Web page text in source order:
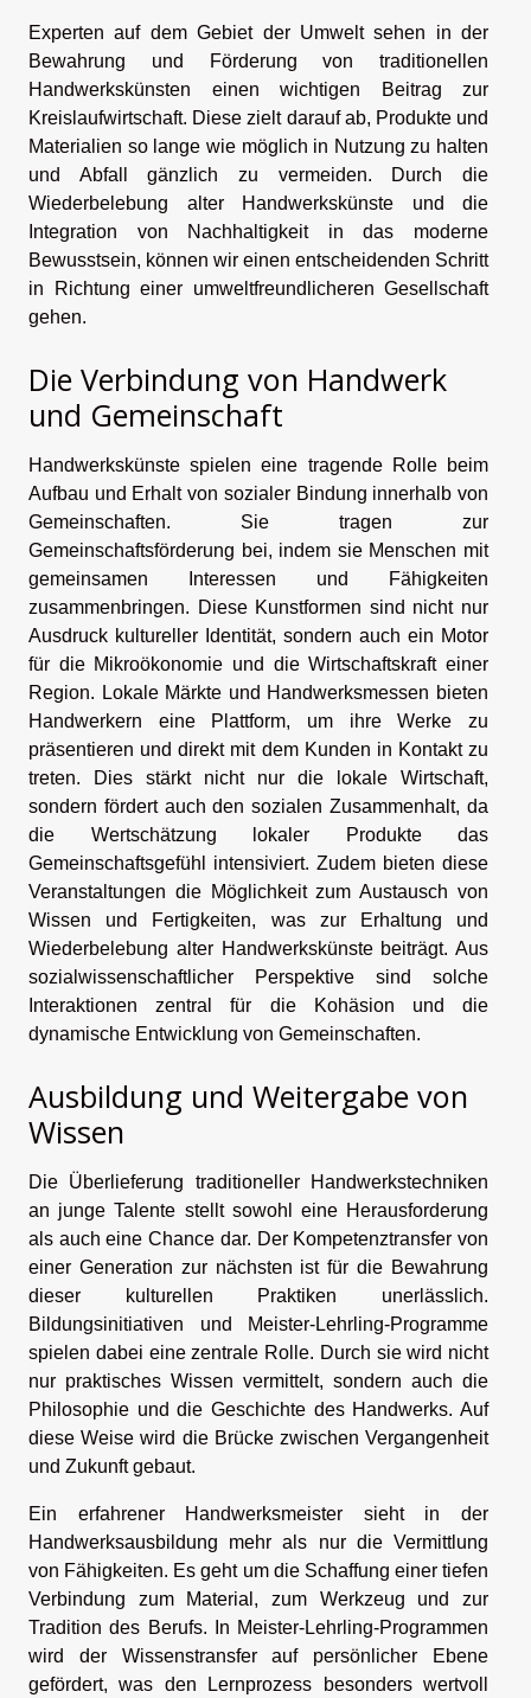
Experten auf dem Gebiet der Umwelt sehen in der
Bewahrung und Förderung von traditionellen
Handwerkskünsten einen wichtigen Beitrag zur
Kreislaufwirtschaft. Diese zielt darauf ab, Produkte und
Materialien so lange wie möglich in Nutzung zu halten
und Abfall gänzlich zu vermeiden. Durch die
Wiederbelebung alter Handwerkskünste und die
Integration von Nachhaltigkeit in das moderne
Bewusstsein, können wir einen entscheidenden Schritt
in Richtung einer umweltfreundlicheren Gesellschaft
gehen.
Die Verbindung von Handwerk
und Gemeinschaft
Handwerkskünste spielen eine tragende Rolle beim
Aufbau und Erhalt von sozialer Bindung innerhalb von
Gemeinschaften. Sie tragen zur
Gemeinschaftsförderung bei, indem sie Menschen mit
gemeinsamen Interessen und Fähigkeiten
zusammenbringen. Diese Kunstformen sind nicht nur
Ausdruck kultureller Identität, sondern auch ein Motor
für die Mikroökonomie und die Wirtschaftskraft einer
Region. Lokale Märkte und Handwerksmessen bieten
Handwerkern eine Plattform, um ihre Werke zu
präsentieren und direkt mit dem Kunden in Kontakt zu
treten. Dies stärkt nicht nur die lokale Wirtschaft,
sondern fördert auch den sozialen Zusammenhalt, da
die Wertschätzung lokaler Produkte das
Gemeinschaftsgefühl intensiviert. Zudem bieten diese
Veranstaltungen die Möglichkeit zum Austausch von
Wissen und Fertigkeiten, was zur Erhaltung und
Wiederbelebung alter Handwerkskünste beiträgt. Aus
sozialwissenschaftlicher Perspektive sind solche
Interaktionen zentral für die Kohäsion und die
dynamische Entwicklung von Gemeinschaften.
Ausbildung und Weitergabe von
Wissen
Die Überlieferung traditioneller Handwerkstechniken
an junge Talente stellt sowohl eine Herausforderung
als auch eine Chance dar. Der Kompetenztransfer von
einer Generation zur nächsten ist für die Bewahrung
dieser kulturellen Praktiken unerlässlich.
Bildungsinitiativen und Meister-Lehrling-Programme
spielen dabei eine zentrale Rolle. Durch sie wird nicht
nur praktisches Wissen vermittelt, sondern auch die
Philosophie und die Geschichte des Handwerks. Auf
diese Weise wird die Brücke zwischen Vergangenheit
und Zukunft gebaut.
Ein erfahrener Handwerksmeister sieht in der
Handwerksausbildung mehr als nur die Vermittlung
von Fähigkeiten. Es geht um die Schaffung einer tiefen
Verbindung zum Material, zum Werkzeug und zur
Tradition des Berufs. In Meister-Lehrling-Programmen
wird der Wissenstransfer auf persönlicher Ebene
gefördert, was den Lernprozess besonders wertvoll